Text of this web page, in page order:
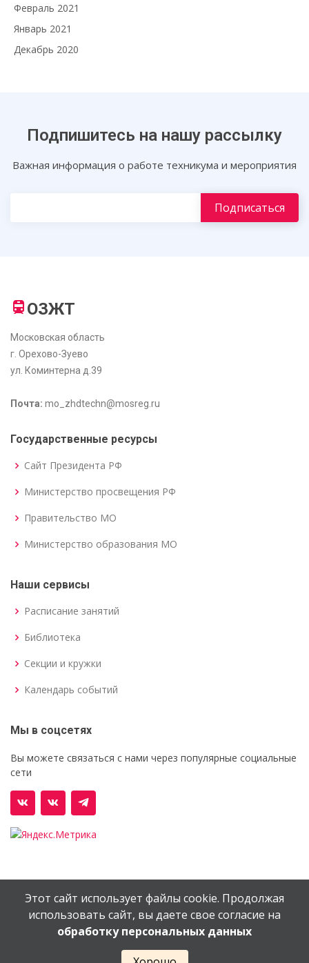
Февраль 2021
Январь 2021
Декабрь 2020
Подпишитесь на нашу рассылку
Важная информация о работе техникума и мероприятия
ОЗЖТ
Московская область
г. Орехово-Зуево
ул. Коминтерна д.39
Почта: mo_zhdtechn@mosreg.ru
Государственные ресурсы
Сайт Президента РФ
Министерство просвещения РФ
Правительство МО
Министерство образования МО
Наши сервисы
Расписание занятий
Библиотека
Секции и кружки
Календарь событий
Мы в соцсетях
Вы можете связаться с нами через популярные социальные
сети
© Орехово-Зуевский железнодорожный техникум им.
В.И.Бондаренко
Сайт создан вEV-DV.RU
Этот сайт использует файлы cookie. Продолжая
использовать сайт, вы даете свое согласие на
обработку персональных данных